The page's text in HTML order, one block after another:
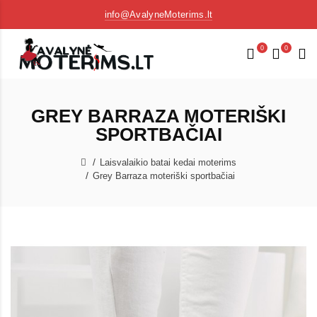
info@AvalyneMoterims.lt
0 0
GREY BARRAZA MOTERIŠKI
SPORTBAČIAI
Laisvalaikio batai kedai moterims
Grey Barraza moteriški sportbačiai